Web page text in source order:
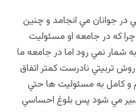
در جوانان مي انجامد و چنين
که در جامعه او مسئوليت
شمار نمي رود اما در جامعه ما
روش تربيتي نادرست کمتر اتفاق
و کامل به مسئوليت ها حتي
مي شود پس بلوغ احساسي